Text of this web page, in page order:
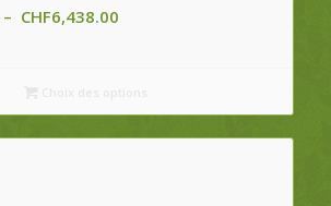
– CHF6,438.00Plage
à
CHF6,438.00